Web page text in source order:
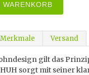
WARENKORB
Merkmale Versand
gilt das
HUH sorgt mit seiner